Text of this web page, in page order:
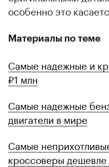
особенно это
Материалы по теме
Самые надежные и
₽1 млн
Самые надежные
двигатели в мире
Самые
кроссоверы дешевле